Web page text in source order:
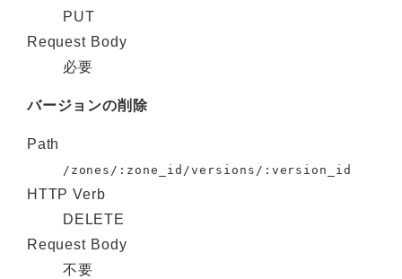
PUT
Request Body
必要
バージョンの削除
Path
/zones/:zone_id/versions/:version_id
HTTP Verb
DELETE
Request Body
不要